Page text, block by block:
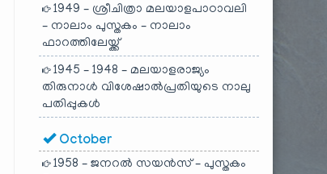
1949 – ശ്രീചിത്രാ മലയാളപാഠാവലി
– നാലാം പുസ്തകം – നാലാം
ഫാറത്തിലേയ്ക്ക്
1945 – 1948 – മലയാളരാജ്യം
തിരുനാൾ വിശേഷാൽപ്രതിയുടെ നാലു
പതിപ്പുകൾ
October
1958 – ജനറൽ സയൻസ് – പുസ്തകം